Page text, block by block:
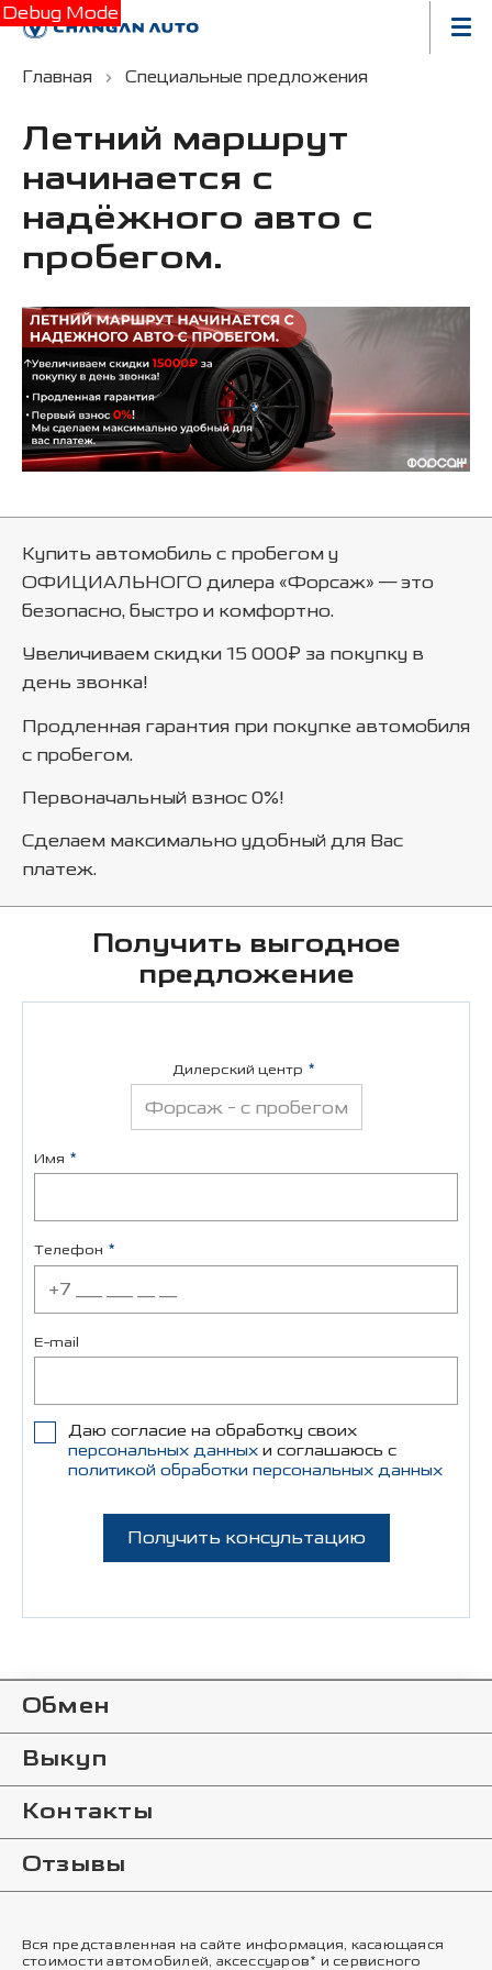
Debug Mode
Главная Специальные предложения
Летний маршрут
начинается с
надёжного авто с
пробегом.
Купить автомобиль с пробегом у
ОФИЦИАЛЬНОГО дилера «Форсаж» — это
безопасно, быстро и комфортно.
Увеличиваем скидки 15 000₽ за покупку в
день звонка!
Продленная гарантия при покупке автомобиля
с пробегом.
Первоначальный взнос 0%!
Сделаем максимально удобный для Вас
платеж.
Получить выгодное
предложение
Дилерский центр
Форсаж - с пробегом
Имя
Телефон
E-mail
Даю согласие на обработку своих
персональных данных и соглашаюсь с
политикой обработки персональных данных
Получить консультацию
Обмен
Выкуп
Контакты
Отзывы
Вся представленная на сайте информация, касающаяся
стоимости автомобилей, аксессуаров* и сервисного